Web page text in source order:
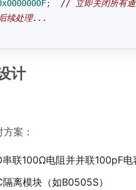
; // 立即关闭所有
续处理...
计
案：
联100Ω电阻并并联100pF电
离模块（如B0505S）